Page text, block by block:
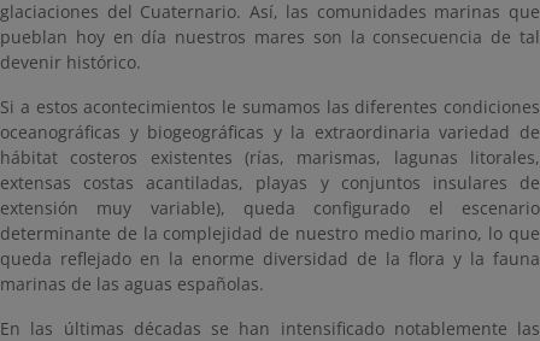
glaciaciones del Cuaternario. Así, las comunidades marinas que
pueblan hoy en día nuestros mares son la consecuencia de tal
devenir histórico.
Si a estos acontecimientos le sumamos las diferentes condiciones
oceanográficas y biogeográficas y la extraordinaria variedad de
hábitat costeros existentes (rías, marismas, lagunas litorales,
extensas costas acantiladas, playas y conjuntos insulares de
extensión muy variable), queda configurado el escenario
determinante de la complejidad de nuestro medio marino, lo que
queda reflejado en la enorme diversidad de la flora y la fauna
marinas de las aguas españolas.
En las últimas décadas se han intensificado notablemente las